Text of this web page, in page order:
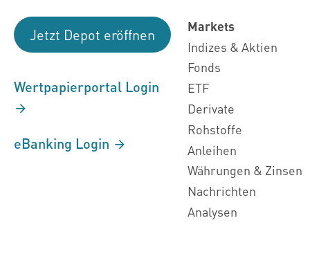
Jetzt Depot eröffnen
Wertpapierportal Login
eBanking Login
Markets
Indizes & Aktien
Fonds
ETF
Derivate
Rohstoffe
Anleihen
Währungen & Zinsen
Nachrichten
Analysen